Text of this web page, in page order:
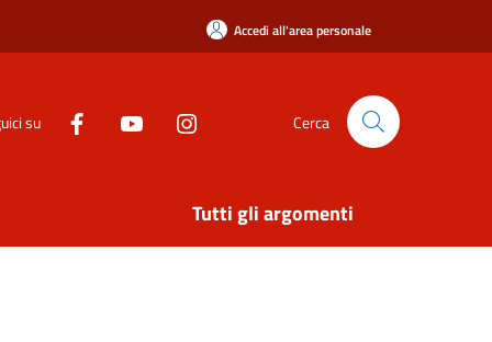
Accedi all'area personale
su Cerca
Tutti gli argomenti